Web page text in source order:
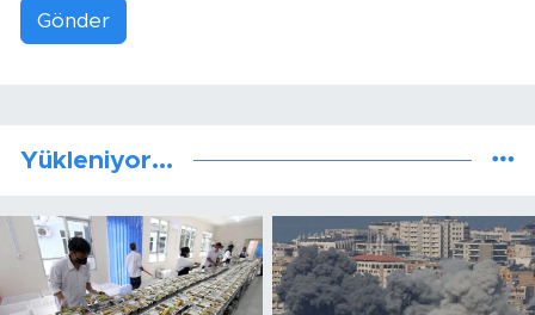
Gönder
Yükleniyor...